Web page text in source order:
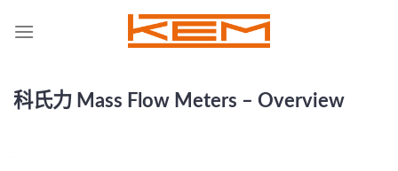
科氏力 Mass Flow Meters – Overview